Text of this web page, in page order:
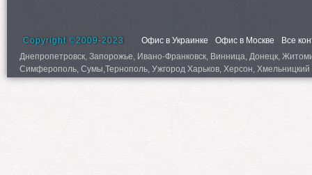
Copyright ©2009-2023 Офис в Украинке Офис в Москве
Все
Днепропетровск, Запорожье, Ивано-Франковск, Винница, Донецк,
Симферополь, Сумы,Тернополь, Ужгород Харьков, Херсон,